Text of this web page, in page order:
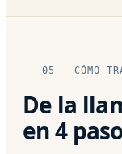
05 — CÓMO
De la
en 4